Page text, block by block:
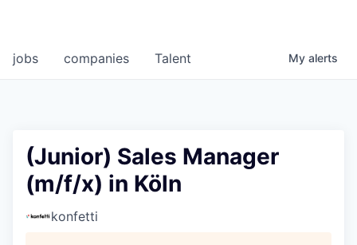
jobs companies Talent My alerts
(Junior) Sales Manager
(m/f/x) in Köln
konfetti